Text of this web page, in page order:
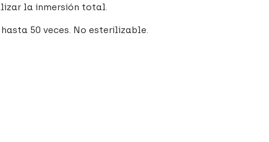
la inmersión total.
50 veces. No esterilizable.